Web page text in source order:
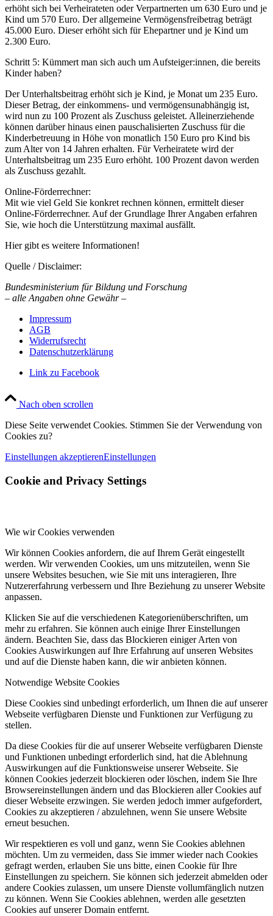
erhöht sich bei Verheirateten oder Verpartnerten um 630 Euro und je
Kind um 570 Euro. Der allgemeine Vermögensfreibetrag beträgt
45.000 Euro. Dieser erhöht sich für Ehepartner und je Kind um
2.300 Euro.
Schritt 5: Kümmert man sich auch um Aufsteiger:innen, die bereits
Kinder haben?
Der Unterhaltsbeitrag erhöht sich je Kind, je Monat um 235 Euro.
Dieser Betrag, der einkommens- und vermögensunabhängig ist,
wird nun zu 100 Prozent als Zuschuss geleistet. Alleinerziehende
können darüber hinaus einen pauschalisierten Zuschuss für die
Kinderbetreuung in Höhe von monatlich 150 Euro pro Kind bis
zum Alter von 14 Jahren erhalten. Für Verheiratete wird der
Unterhaltsbeitrag um 235 Euro erhöht. 100 Prozent davon werden
als Zuschuss gezahlt.
Online-Förderrechner:
Mit wie viel Geld Sie konkret rechnen können, ermittelt dieser
Online-Förderrechner. Auf der Grundlage Ihrer Angaben erfahren
Sie, wie hoch die Unterstützung maximal ausfällt.
Hier gibt es weitere Informationen!
Quelle / Disclaimer:
Bundesministerium für Bildung und Forschung
– alle Angaben ohne Gewähr –
Impressum
AGB
Widerrufsrecht
Datenschutzerklärung
Link zu Facebook
Nach oben scrollen
Diese Seite verwendet Cookies. Stimmen Sie der Verwendung von
Cookies zu?
Einstellungen akzeptierenEinstellungen
Cookie and Privacy Settings
Wie wir Cookies verwenden
Wir können Cookies anfordern, die auf Ihrem Gerät eingestellt
werden. Wir verwenden Cookies, um uns mitzuteilen, wenn Sie
unsere Websites besuchen, wie Sie mit uns interagieren, Ihre
Nutzererfahrung verbessern und Ihre Beziehung zu unserer Website
anpassen.
Klicken Sie auf die verschiedenen Kategorienüberschriften, um
mehr zu erfahren. Sie können auch einige Ihrer Einstellungen
ändern. Beachten Sie, dass das Blockieren einiger Arten von
Cookies Auswirkungen auf Ihre Erfahrung auf unseren Websites
und auf die Dienste haben kann, die wir anbieten können.
Notwendige Website Cookies
Diese Cookies sind unbedingt erforderlich, um Ihnen die auf unserer
Webseite verfügbaren Dienste und Funktionen zur Verfügung zu
stellen.
Da diese Cookies für die auf unserer Webseite verfügbaren Dienste
und Funktionen unbedingt erforderlich sind, hat die Ablehnung
Auswirkungen auf die Funktionsweise unserer Webseite. Sie
können Cookies jederzeit blockieren oder löschen, indem Sie Ihre
Browsereinstellungen ändern und das Blockieren aller Cookies auf
dieser Webseite erzwingen. Sie werden jedoch immer aufgefordert,
Cookies zu akzeptieren / abzulehnen, wenn Sie unsere Website
erneut besuchen.
Wir respektieren es voll und ganz, wenn Sie Cookies ablehnen
möchten. Um zu vermeiden, dass Sie immer wieder nach Cookies
gefragt werden, erlauben Sie uns bitte, einen Cookie für Ihre
Einstellungen zu speichern. Sie können sich jederzeit abmelden oder
andere Cookies zulassen, um unsere Dienste vollumfänglich nutzen
zu können. Wenn Sie Cookies ablehnen, werden alle gesetzten
Cookies auf unserer Domain entfernt.